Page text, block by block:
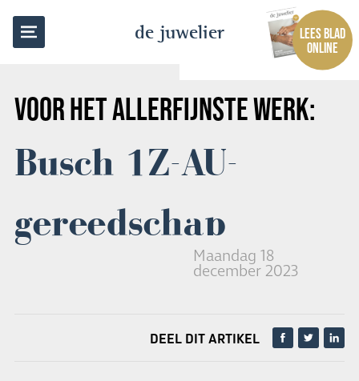
de juwelier
LEES BLAD
ONLINE
VOOR HET ALLERFIJNSTE WERK:
Busch 1Z-AU-
gereedschap
Maandag 18
december 2023
TERUG NAAR OVERZICHT
DEEL DIT ARTIKEL